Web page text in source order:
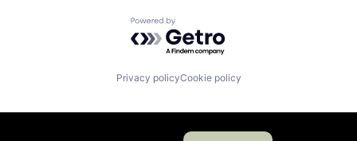
Powered by Getro.com
Privacy policyCookie policy